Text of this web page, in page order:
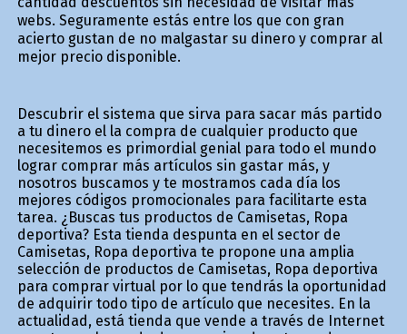
webs. Seguramente estás entre los que con gran
acierto gustan de no malgastar su dinero y comprar al
mejor precio disponible.
Descubrir el sistema que sirva para sacar más partido
a tu dinero el la compra de cualquier producto que
necesitemos es primordial genial para todo el mundo
lograr comprar más artículos sin gastar más, y
nosotros buscamos y te mostramos cada día los
mejores códigos promocionales para facilitarte esta
tarea. ¿Buscas tus productos de Camisetas, Ropa
deportiva? Esta tienda despunta en el sector de
Camisetas, Ropa deportiva te propone una amplia
selección de productos de Camisetas, Ropa deportiva
para comprar virtual por lo que tendrás la oportunidad
de adquirir todo tipo de artículo que necesites. En la
actualidad, está tienda que vende a través de Internet